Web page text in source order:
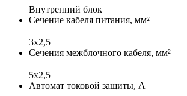
Внутренний блок
Сечение кабеля питания, мм²
3х2,5
Сечения межблочного кабеля, мм²
5x2,5
Автомат токовой защиты, А